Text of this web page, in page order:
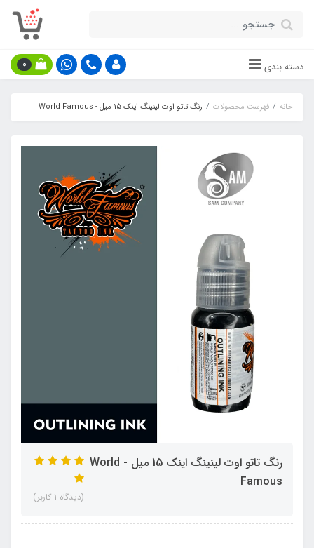
دسته بندی 0
خانه فهرست محصولات رنگ تاتو اوت لینینگ اینک 15 میل - World Famous
رنگ تاتو اوت لینینگ اینک 15 میل - World
Famous
(دیدگاه 1 کاربر)